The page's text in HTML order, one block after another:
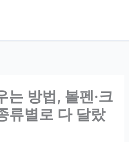
는 방법, 볼펜·크
류별로 다 달랐